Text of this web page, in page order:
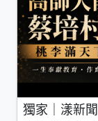
獨家｜漾新